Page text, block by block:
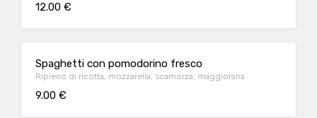
12.00 €
Spaghetti con pomodorino fresco
Ripieno di ricotta, mozzarella, scamorza, maggiorana
9.00 €